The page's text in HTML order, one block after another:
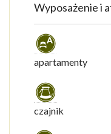
Wyposażenie i
apartamenty
czajnik